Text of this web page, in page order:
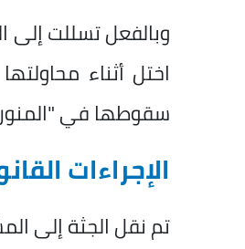
وبالفعل تسللت إلى
اختل أثناء
سقوطها في
الإجراءات
تم نقل الجثة إلى